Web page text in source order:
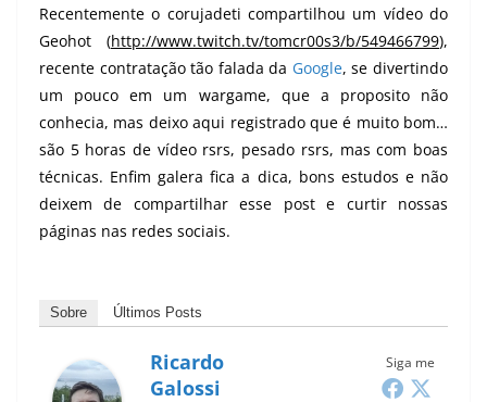
Recentemente o corujadeti compartilhou um vídeo do
Geohot (http://www.twitch.tv/tomcr00s3/b/549466799),
recente contratação tão falada da Google, se divertindo
um pouco em um wargame, que a proposito não
conhecia, mas deixo aqui registrado que é muito bom…
são 5 horas de vídeo rsrs, pesado rsrs, mas com boas
técnicas. Enfim galera fica a dica, bons estudos e não
deixem de compartilhar esse post e curtir nossas
páginas nas redes sociais.
Sobre Últimos Posts
Siga me
Ricardo
Galossi